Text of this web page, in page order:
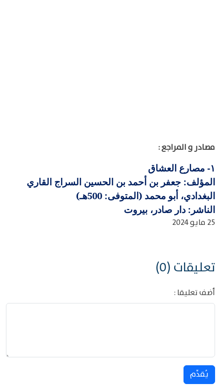
مصادر و المراجع :
١-
مصارع العشاق
المؤلف: جعفر بن أحمد بن الحسين السراج القاري
البغدادي، أبو محمد (المتوفى: 500هـ)
الناشر: دار صادر، بيروت
25 مايو 2024
تعليقات (0)
أضف تعليقا :
يُقدِّم